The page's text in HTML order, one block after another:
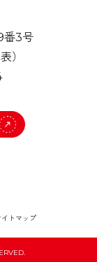
番3号
）
イトマップ